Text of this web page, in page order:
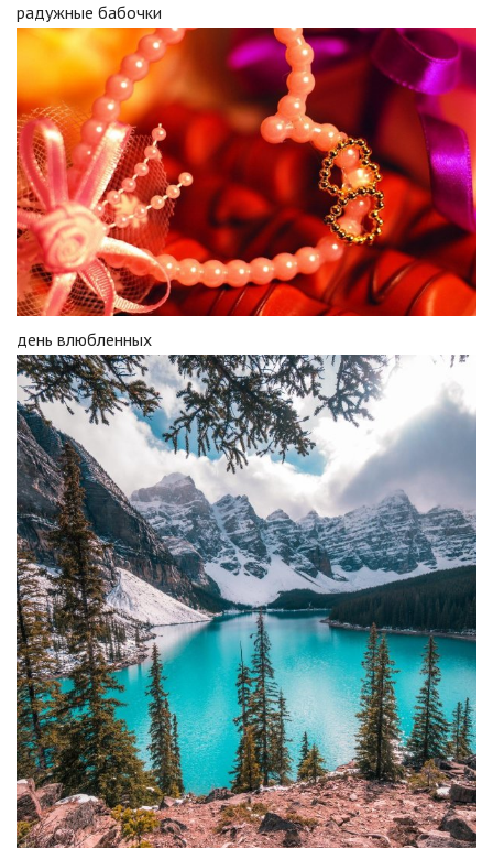
радужные бабочки
день влюбленных